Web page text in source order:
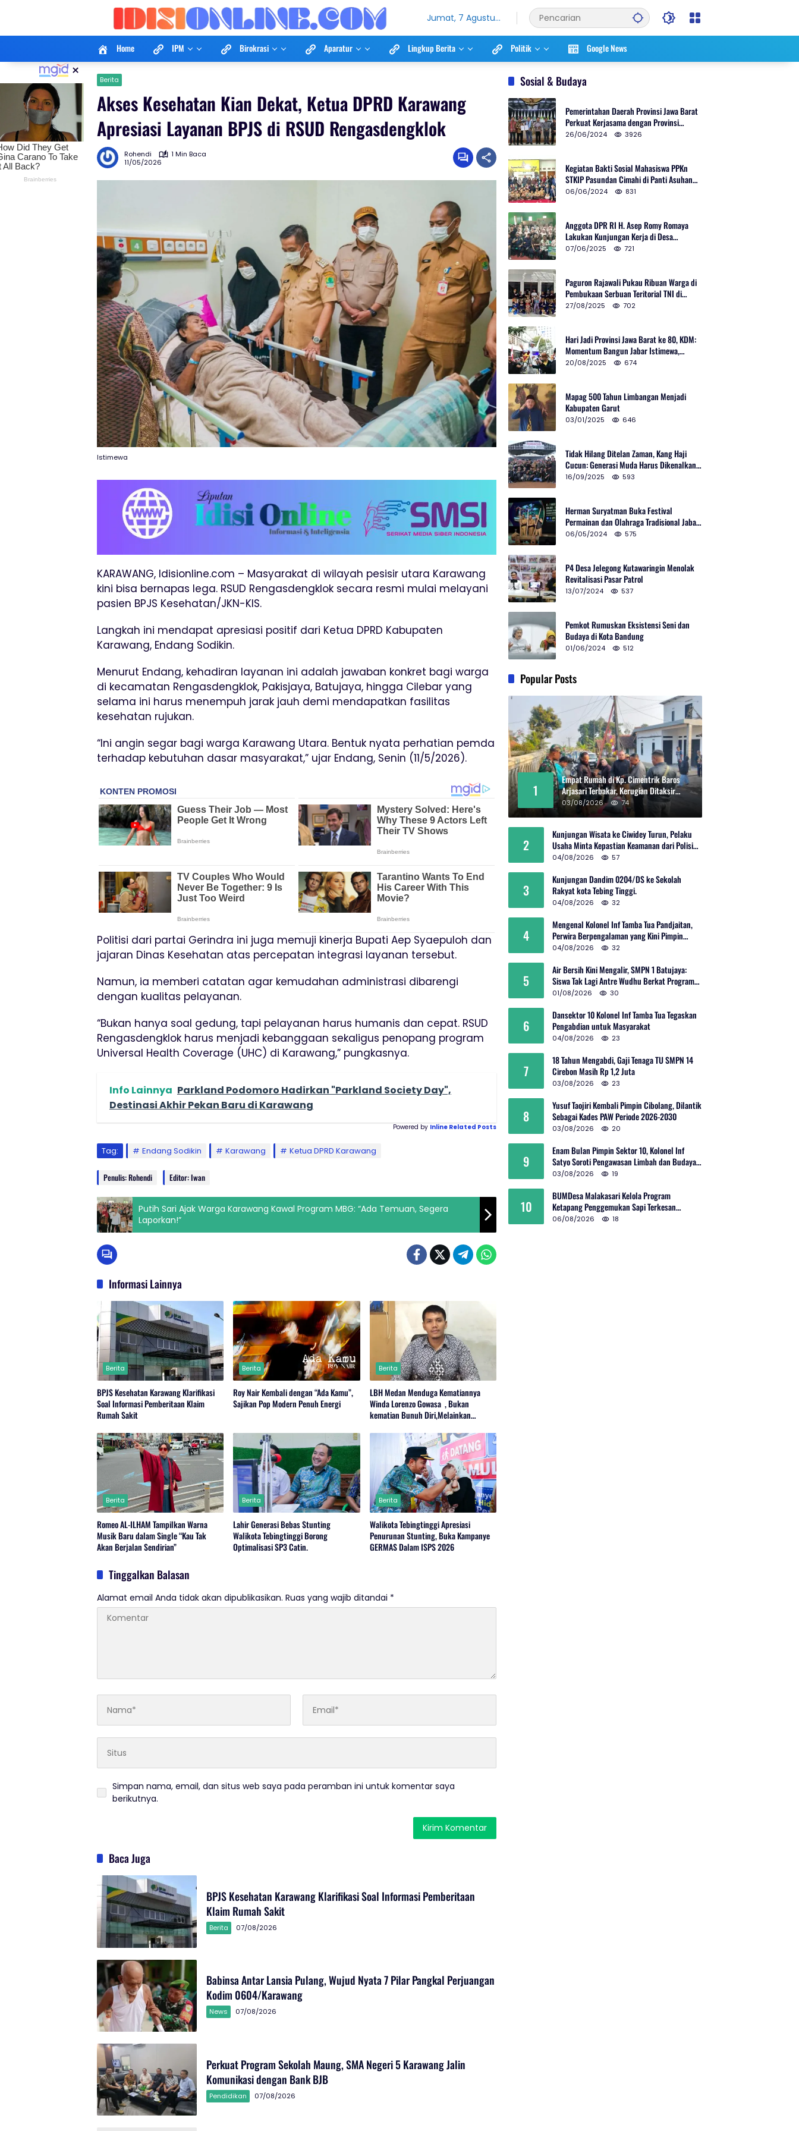
Jumat, 7 Agustus
Home IPM Birokrasi Aparatur Lingkup Berita Politik Google News
× Berita
Akses Kesehatan Kian Dekat, Ketua DPRD Karawang
Apresiasi Layanan BPJS di RSUD Rengasdengklok
Rohendi
1 Min Baca
11/05/2026
Istimewa
KARAWANG, Idisionline.com – Masyarakat di wilayah pesisir utara Karawang
kini bisa bernapas lega. RSUD Rengasdengklok secara resmi mulai melayani
pasien BPJS Kesehatan/JKN-KIS.
Langkah ini mendapat apresiasi positif dari Ketua DPRD Kabupaten
Karawang, Endang Sodikin.
Menurut Endang, kehadiran layanan ini adalah jawaban konkret bagi warga
di kecamatan Rengasdengklok, Pakisjaya, Batujaya, hingga Cilebar yang
selama ini harus menempuh jarak jauh demi mendapatkan fasilitas
kesehatan rujukan.
“Ini angin segar bagi warga Karawang Utara. Bentuk nyata perhatian pemda
terhadap kebutuhan dasar masyarakat,” ujar Endang, Senin (11/5/2026).
Politisi dari partai Gerindra ini juga memuji kinerja Bupati Aep Syaepuloh dan
jajaran Dinas Kesehatan atas percepatan integrasi layanan tersebut.
Namun, ia memberi catatan agar kemudahan administrasi dibarengi
dengan kualitas pelayanan.
“Bukan hanya soal gedung, tapi pelayanan harus humanis dan cepat. RSUD
Rengasdengklok harus menjadi kebanggaan sekaligus penopang program
Universal Health Coverage (UHC) di Karawang,” pungkasnya.
Info Lainnya Parkland Podomoro Hadirkan "Parkland Society Day",
Destinasi Akhir Pekan Baru di Karawang
Powered by Inline Related Posts
Tag: Endang Sodikin Karawang Ketua DPRD Karawang
Penulis: Rohendi Editor: Iwan
Putih Sari Ajak Warga Karawang Kawal Program MBG: “Ada Temuan, Segera
Laporkan!”
Informasi Lainnya
Berita
BPJS Kesehatan Karawang Klarifikasi
Soal Informasi Pemberitaan Klaim
Rumah Sakit
Berita
Roy Nair Kembali dengan “Ada Kamu”,
Sajikan Pop Modern Penuh Energi
Berita
LBH Medan Menduga Kematiannya
Winda Lorenzo Gowasa , Bukan
kematian Bunuh Diri,Melainkan
Berita
Romeo AL-ILHAM Tampilkan Warna
Musik Baru dalam Single “Kau Tak
Akan Berjalan Sendirian”
Berita
Lahir Generasi Bebas Stunting
Walikota Tebingtinggi Borong
Optimalisasi SP3 Catin.
Berita
Walikota Tebingtinggi Apresiasi
Penurunan Stunting, Buka Kampanye
GERMAS Dalam ISPS 2026
Tinggalkan Balasan
Alamat email Anda tidak akan dipublikasikan. Ruas yang wajib ditandai *
Simpan nama, email, dan situs web saya pada peramban ini untuk komentar saya
berikutnya.
Baca Juga
BPJS Kesehatan Karawang Klarifikasi Soal Informasi Pemberitaan
Klaim Rumah Sakit
Berita 07/08/2026
Babinsa Antar Lansia Pulang, Wujud Nyata 7 Pilar Pangkal Perjuangan
Kodim 0604/Karawang
News 07/08/2026
Perkuat Program Sekolah Maung, SMA Negeri 5 Karawang Jalin
Komunikasi dengan Bank BJB
Pendidikan 07/08/2026
Sosial & Budaya
Pemerintahan Daerah Provinsi Jawa Barat
Perkuat Kerjasama dengan Provinsi
Chungcheongnam Do Korea Selatan
26/06/2024 3926
Kegiatan Bakti Sosial Mahasiswa PPKn
STKIP Pasundan Cimahi di Panti Asuhan
Ulul Azmi Kota Cimahi
06/06/2024 831
Anggota DPR RI H. Asep Romy Romaya
Lakukan Kunjungan Kerja di Desa
Patrolsari
07/06/2025 721
Paguron Rajawali Pukau Ribuan Warga di
Pembukaan Serbuan Teritorial TNI di
Cibatu
27/08/2025 702
Hari Jadi Provinsi Jawa Barat ke 80, KDM:
Momentum Bangun Jabar Istimewa,
Lembur di Urus Kota Ditata
20/08/2025 674
Mapag 500 Tahun Limbangan Menjadi
Kabupaten Garut
03/01/2025 646
Tidak Hilang Ditelan Zaman, Kang Haji
Cucun: Generasi Muda Harus Dikenalkan
Pencak Silat
16/09/2025 593
Herman Suryatman Buka Festival
Permainan dan Olahraga Tradisional Jabar
2024 di Gedung Teater Tertutup
06/05/2024 575
P4 Desa Jelegong Kutawaringin Menolak
Revitalisasi Pasar Patrol
13/07/2024 537
Pemkot Rumuskan Eksistensi Seni dan
Budaya di Kota Bandung
01/06/2024 512
Popular Posts
1
Empat Rumah di Kp. Cimentrik Baros
Arjasari Terbakar, Kerugian Ditaksir
Rp600 Juta
03/08/2026 74
2
Kunjungan Wisata ke Ciwidey Turun, Pelaku
Usaha Minta Kepastian Keamanan dari Polisi
dan Pemprov Jabar
04/08/2026 57
3
Kunjungan Dandim 0204/DS ke Sekolah
Rakyat kota Tebing Tinggi.
04/08/2026 32
4
Mengenal Kolonel Inf Tamba Tua Pandjaitan,
Perwira Berpengalaman yang Kini Pimpin
Sektor 10 Citarum Harum
04/08/2026 32
5
Air Bersih Kini Mengalir, SMPN 1 Batujaya:
Siswa Tak Lagi Antre Wudhu Berkat Program
TNI AD
01/08/2026 30
6
Dansektor 10 Kolonel Inf Tamba Tua Tegaskan
Pengabdian untuk Masyarakat
04/08/2026 23
7
18 Tahun Mengabdi, Gaji Tenaga TU SMPN 14
Cirebon Masih Rp 1,2 Juta
03/08/2026 23
8
Yusuf Taojiri Kembali Pimpin Cibolang, Dilantik
Sebagai Kades PAW Periode 2026-2030
03/08/2026 20
9
Enam Bulan Pimpin Sektor 10, Kolonel Inf
Satyo Soroti Pengawasan Limbah dan Budaya
Kelola Sampah
03/08/2026 19
10
BUMDesa Malakasari Kelola Program
Ketapang Penggemukan Sapi Terkesan
Simpang Siur
06/08/2026 18